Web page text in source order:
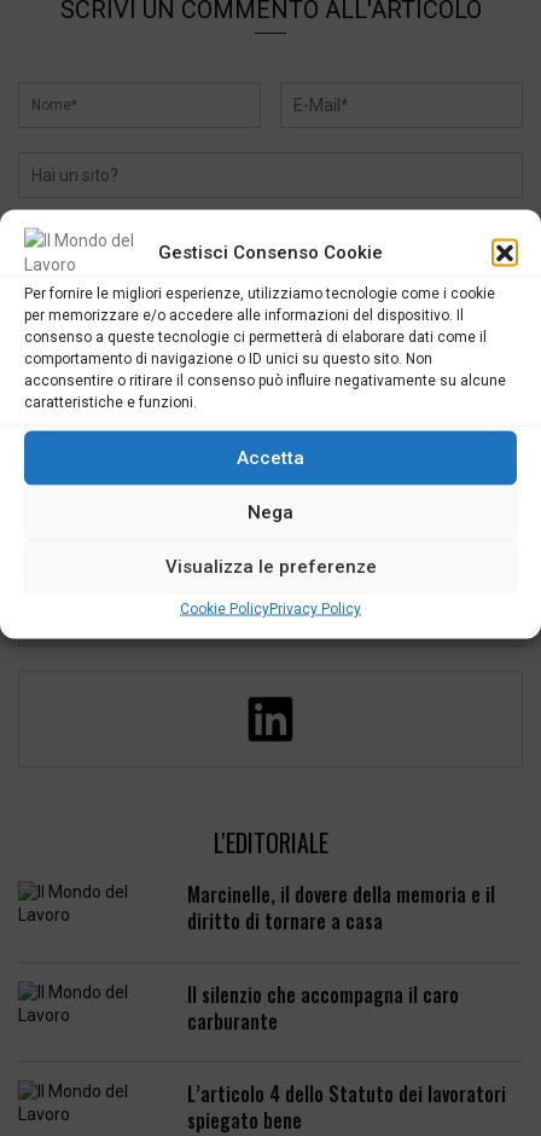
Gestisci Consenso Cookie
Per fornire le migliori esperienze, utilizziamo tecnologie come i cookie
per memorizzare e/o accedere alle informazioni del dispositivo. Il
consenso a queste tecnologie ci permetterà di elaborare dati come il
comportamento di navigazione o ID unici su questo sito. Non
acconsentire o ritirare il consenso può influire negativamente su alcune
caratteristiche e funzioni.
Accetta
Nega
Visualizza le preferenze
Cookie PolicyPrivacy Policy
SCRIVI UN COMMENTO ALL'ARTICOLO
SEGUICI
L'EDITORIALE
Marcinelle, il dovere della memoria e il
diritto di tornare a casa
Il silenzio che accompagna il caro
carburante
L’articolo 4 dello Statuto dei lavoratori
spiegato bene